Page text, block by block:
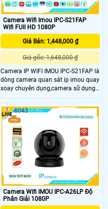
Camera Wifi Imou IPC-S21FAP
Wifi FUll HD 1080P
Giá Bán: 1,448,000 ₫
Giá gốc: 1,648,000 ₫
Camera IP WIFI IMOU IPC-S21FAP là
dòng camera quan sát ip imou quay
xoay chuyên dụng,camera sữ dụng
cảm biến hình ảnh 2.0 megapixel
cảm biến CMOS kích thước 1/2. 9”,
20fps@2.0M(1920x1080),Ống kính
cố định 3
Camera Wifi IMOU IPC-A26LP Độ
Phân Giải 1080P
6043